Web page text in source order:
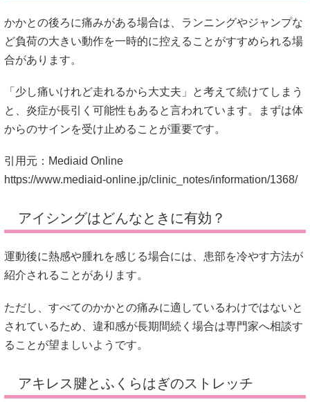
かかとの後ろに痛みがある場合は、ランニングやジャンプな
ど負荷の大きい動作を一時的に控えることがすすめられる場
合があります。
「少し痛いけれど走れるから大丈夫」と考えて続けてしまう
と、炎症が長引く可能性もあると言われています。まずは体
からのサインを受け止めることが重要です。
引用元：Mediaid Online
https://www.mediaid-online.jp/clinic_notes/information/1368/
アイシングはどんなときに有効？
運動後に熱感や腫れを感じる場合には、患部を冷やす方法が
紹介されることがあります。
ただし、すべてのかかとの痛みに適しているわけではないと
されているため、違和感が長期間続く場合は専門家へ相談す
ることが望ましいようです。
アキレス腱とふくらはぎのストレッチ